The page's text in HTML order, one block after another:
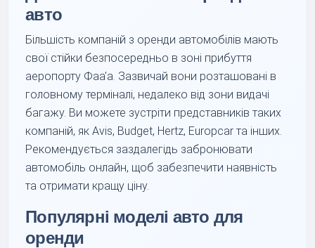
авто
Більшість компаній з оренди автомобілів мають
свої стійки безпосередньо в зоні прибуття
аеропорту Фаа'а. Зазвичай вони розташовані в
головному терміналі, недалеко від зони видачі
багажу. Ви можете зустріти представників таких
компаній, як Avis, Budget, Hertz, Europcar та інших.
Рекомендується заздалегідь забронювати
автомобіль онлайн, щоб забезпечити наявність
та отримати кращу ціну.
Популярні моделі авто для
оренди